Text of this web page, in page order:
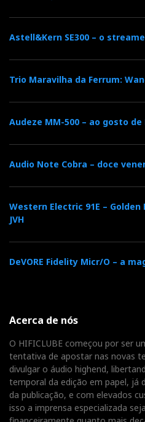
Astell&Kern SE300 – o
Trio Maravilha da Ferrum:
Audeze MM-500 – ao gosto
Audio Note Cobra – doce
Western Electric 91E –
JVH
DeVORE Fidelity Micr/O – a
Acerca de nós
O HIFICLUBE começou por ser
tentativa de apostar nas novas
divulgar o áudio highend,
temporal da edição em papel, já
da publicação, e com elevados
isso a imprensa especializada